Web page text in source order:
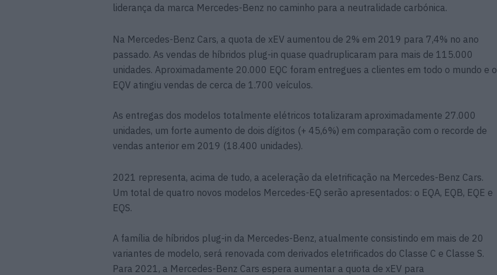
liderança da marca Mercedes-Benz no caminho para a neutralidade carbónica.
Na Mercedes-Benz Cars, a quota de xEV aumentou de 2% em 2019 para 7,4% no ano
passado. As vendas de híbridos plug-in quase quadruplicaram para mais de 115.000
unidades. Aproximadamente 20.000 EQC foram entregues a clientes em todo o mundo e o
EQV atingiu vendas de cerca de 1.700 veículos.
As entregas dos modelos totalmente elétricos totalizaram aproximadamente 27.000
unidades, um forte aumento de dois dígitos (+ 45,6%) em comparação com o recorde de
vendas anterior em 2019 (18.400 unidades).
2021 representa, acima de tudo, a aceleração da eletrificação na Mercedes-Benz Cars.
Um total de quatro novos modelos Mercedes-EQ serão apresentados: o EQA, EQB, EQE e
EQS.
A família de híbridos plug-in da Mercedes-Benz, atualmente consistindo em mais de 20
variantes de modelo, será renovada com derivados eletrificados do Classe C e Classe S.
Para 2021, a Mercedes-Benz Cars espera aumentar a quota de xEV para